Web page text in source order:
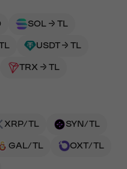
SOL → TL
USDT → TL
TRX → TL
XRP/TL SYN/TL
GAL/TL OXT/TL